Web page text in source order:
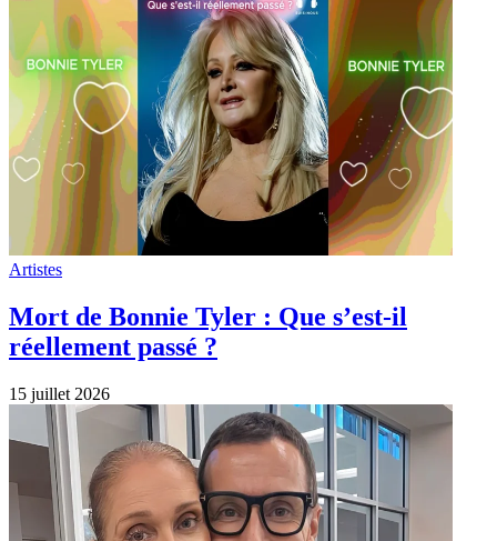
Artistes
Mort de Bonnie Tyler : Que s’est-il
réellement passé ?
15 juillet 2026